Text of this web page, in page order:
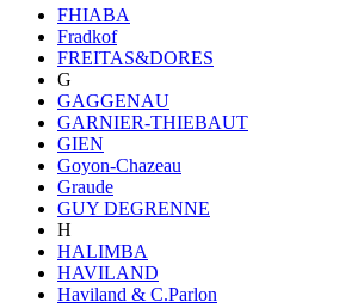
FHIABA
Fradkof
FREITAS&DORES
G
GAGGENAU
GARNIER-THIEBAUT
GIEN
Goyon-Chazeau
Graude
GUY DEGRENNE
H
HALIMBA
HAVILAND
Haviland & C.Parlon